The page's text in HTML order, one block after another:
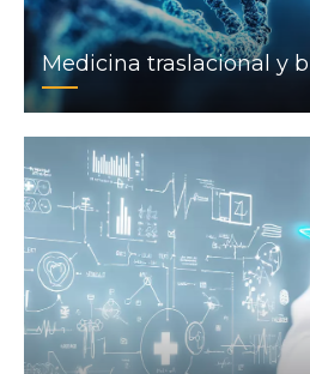
Medicina traslacional y